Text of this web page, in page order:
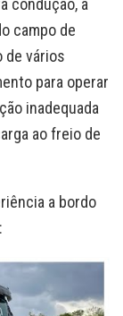
campo de
de vários
para operar
inadequada
ao freio de
a bordo